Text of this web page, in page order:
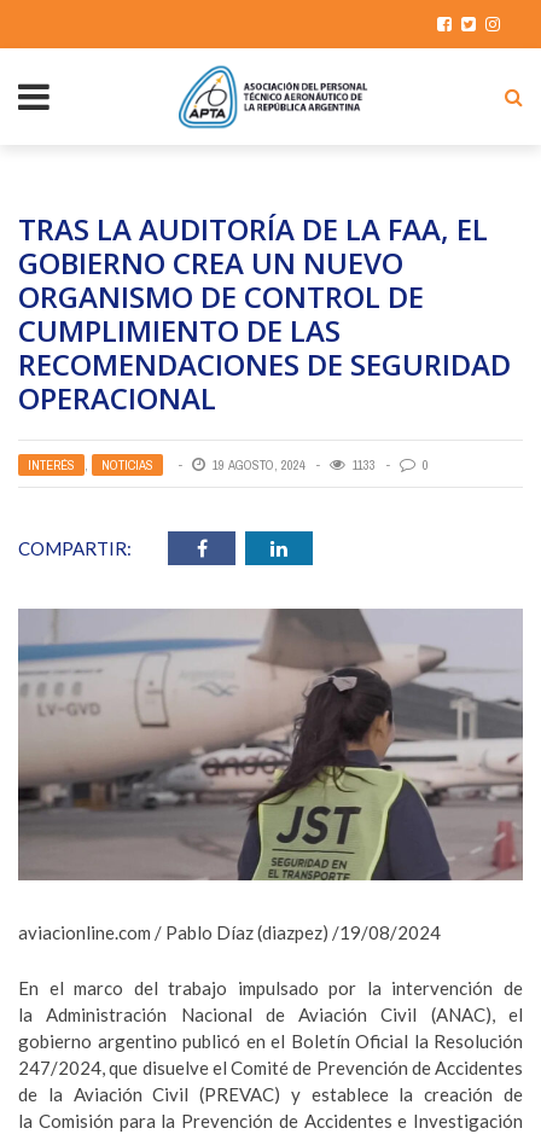
TRAS LA AUDITORÍA DE LA FAA, EL
GOBIERNO CREA UN NUEVO
ORGANISMO DE CONTROL DE
CUMPLIMIENTO DE LAS
RECOMENDACIONES DE SEGURIDAD
OPERACIONAL
INTERÉS , NOTICIAS 19 AGOSTO, 2024 1133 0
COMPARTIR:
aviacionline.com / Pablo Díaz (diazpez) /19/08/2024
En el marco del trabajo impulsado por la intervención de
la Administración Nacional de Aviación Civil (ANAC), el
gobierno argentino publicó en el Boletín Oficial la Resolución
247/2024, que disuelve el Comité de Prevención de Accidentes
de la Aviación Civil (PREVAC) y establece la creación de
la Comisión para la Prevención de Accidentes e Investigación